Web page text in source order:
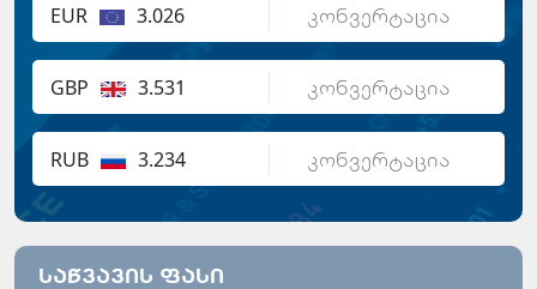
EUR 3.026
GBP 3.531
RUB 3.234
საწვავის ფასი